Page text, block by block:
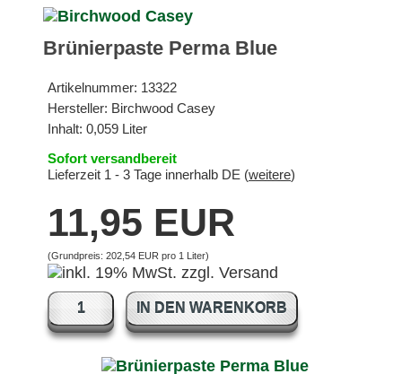
Brünierpaste Perma Blue
Artikelnummer: 13322
Hersteller: Birchwood Casey
Inhalt: 0,059 Liter
Sofort versandbereit
Lieferzeit 1 - 3 Tage innerhalb DE (weitere)
11,95 EUR
(Grundpreis: 202,54 EUR pro 1 Liter)
IN DEN WARENKORB